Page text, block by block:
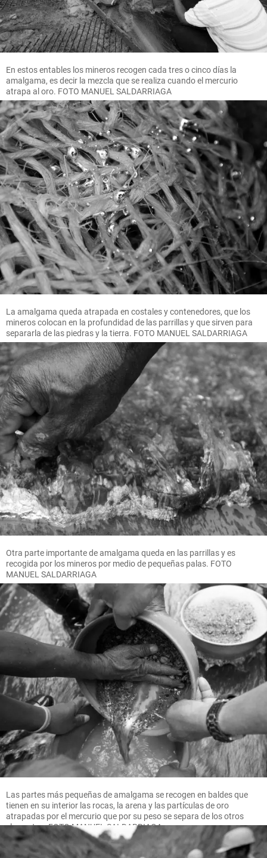
En estos entables los mineros recogen cada tres o cinco días la
amalgama, es decir la mezcla que se realiza cuando el mercurio
atrapa al oro. FOTO MANUEL SALDARRIAGA
La amalgama queda atrapada en costales y contenedores, que los
mineros colocan en la profundidad de las parrillas y que sirven para
separarla de las piedras y la tierra. FOTO MANUEL SALDARRIAGA
Otra parte importante de amalgama queda en las parrillas y es
recogida por los mineros por medio de pequeñas palas. FOTO
MANUEL SALDARRIAGA
Las partes más pequeñas de amalgama se recogen en baldes que
tienen en su interior las rocas, la arena y las partículas de oro
atrapadas por el mercurio que por su peso se separa de los otros
elementos. FOTO MANUEL SALDARRIAGA